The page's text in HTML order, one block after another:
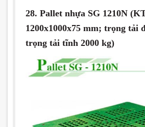
28. Pallet nhựa SG 1210N
1200x1000x75 mm; trọng tải
trọng tải tĩnh 2000 kg)